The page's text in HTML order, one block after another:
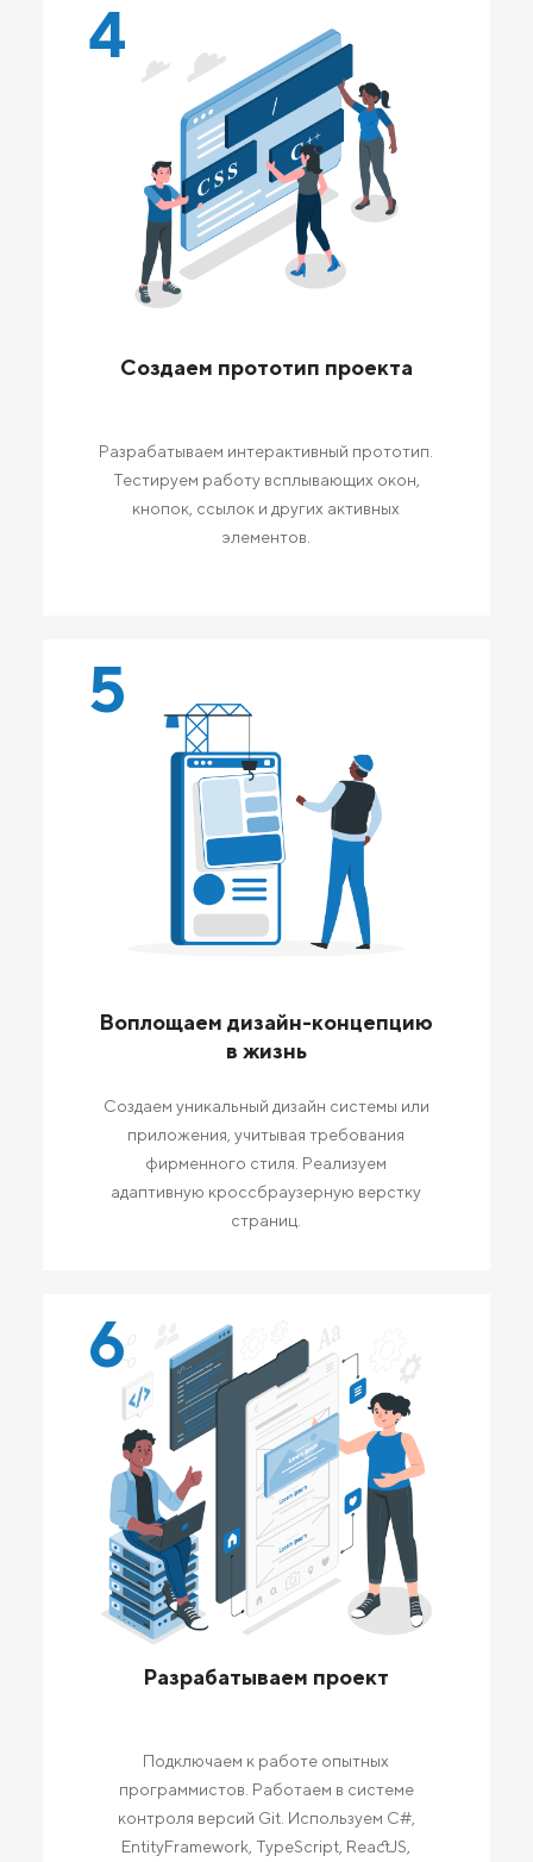
4
Создаем прототип проекта
Разрабатываем интерактивный прототип.
Тестируем работу всплывающих окон,
кнопок, ссылок и других активных
элементов.
5
Воплощаем дизайн-концепцию
в жизнь
Создаем уникальный дизайн системы или
приложения, учитывая требования
фирменного стиля. Реализуем
адаптивную кроссбраузерную верстку
страниц.
6
Разрабатываем проект
Подключаем к работе опытных
программистов. Работаем в системе
контроля версий Git. Используем C#,
EntityFramework, TypeScript, ReactJS,